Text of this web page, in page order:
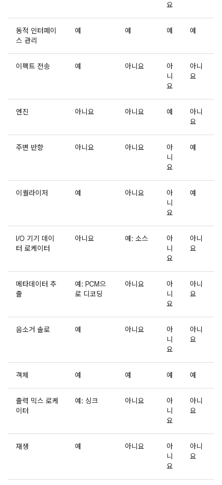
요
동적 인터페이
스 관리
예 예 예 예
이펙트 전송 예 아니요
아
니
요
아니
요
엔진 아니요 아니요 예
아니
요
주변 반향 아니요 아니요
아
니
요
예
이퀄라이저 예 아니요
아
니
요
예
I/O 기기 데이
터 로케이터
아니요 예: 소스
아
니
요
아니
요
메타데이터 추
출
예: PCM으
로 디코딩
아니요
아
니
요
아니
요
음소거 솔로 예 아니요
아
니
요
아니
요
객체 예 예 예 예
출력 믹스 로케
이터
예: 싱크 아니요
아
니
요
아니
요
재생 예 아니요
아
니
요
아니
요